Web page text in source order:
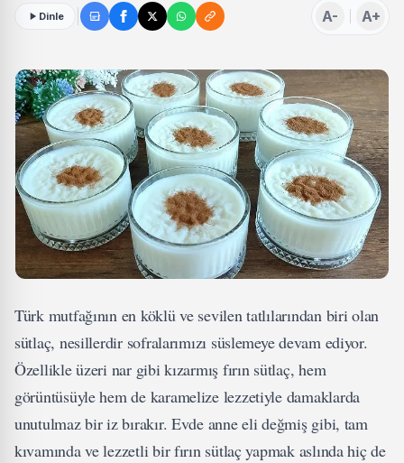
Dinle A- A+
Türk mutfağının en köklü ve sevilen tatlılarından biri olan
sütlaç, nesillerdir sofralarımızı süslemeye devam ediyor.
Özellikle üzeri nar gibi kızarmış fırın sütlaç, hem
görüntüsüyle hem de karamelize lezzetiyle damaklarda
unutulmaz bir iz bırakır. Evde anne eli değmiş gibi, tam
kıvamında ve lezzetli bir fırın sütlaç yapmak aslında hiç de